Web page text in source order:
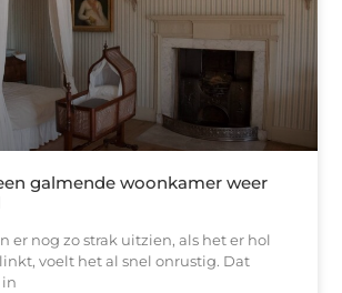
galmende woonkamer weer
er nog zo strak uitzien, als het er hol
voelt het al snel onrustig. Dat
in